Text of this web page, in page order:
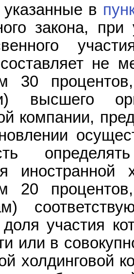
в
закона,
не
30
высшего
компании,
иностранной
20
участия
или в
холдинговой